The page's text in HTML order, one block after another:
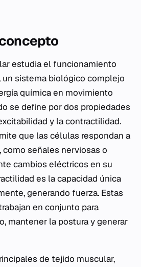
estudia el funcionamiento
sistema biológico complejo
química en movimiento
se define por dos propiedades
y la contractilidad.
que las células respondan a
señales nerviosas o
cambios eléctricos en su
es la capacidad única
generando fuerza. Estas
en conjunto para
mantener la postura y generar
de tejido muscular,